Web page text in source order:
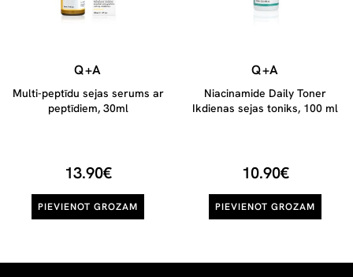
Q+A
Multi-peptīdu sejas serums ar
peptīdiem, 30ml
13.90€
PIEVIENOT GROZAM
Q+A
Niacinamide Daily Toner
Ikdienas sejas toniks, 100 ml
10.90€
PIEVIENOT GROZAM